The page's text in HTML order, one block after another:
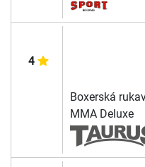
4
Boxerská
MMA Deluxe